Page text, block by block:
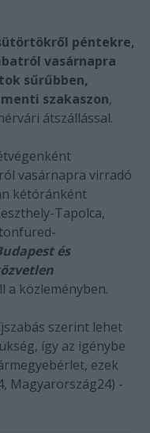
péntekre,
vasárnapra
sűrűbben,
szakaszon,
átszállással.
vasárnapra virradó
kétóránként
Tapolca,
és
a közleményben.
szerint lehet
így az igénybe
ezek
Magyarország24) -